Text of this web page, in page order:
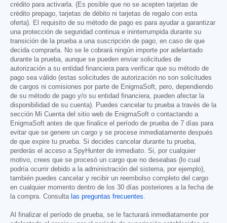
crédito para activarla. (Es posible que no se acepten tarjetas de
crédito prepago, tarjetas de débito ni tarjetas de regalo con esta
oferta). El requisito de su método de pago es para ayudar a garantizar
una protección de seguridad continua e ininterrumpida durante su
transición de la prueba a una suscripción de pago, en caso de que
decida comprarla. No se le cobrará ningún importe por adelantado
durante la prueba, aunque se pueden enviar solicitudes de
autorización a su entidad financiera para verificar que su método de
pago sea válido (estas solicitudes de autorización no son solicitudes
de cargos ni comisiones por parte de EnigmaSoft, pero, dependiendo
de su método de pago y/o su entidad financiera, pueden afectar la
disponibilidad de su cuenta). Puedes cancelar tu prueba a través de la
sección Mi Cuenta del sitio web de EnigmaSoft o contactando a
EnigmaSoft antes de que finalice el período de prueba de 7 días para
evitar que se genere un cargo y se procese inmediatamente después
de que expire tu prueba. Si decides cancelar durante tu prueba,
perderás el acceso a SpyHunter de inmediato. Si, por cualquier
motivo, crees que se procesó un cargo que no deseabas (lo cual
podría ocurrir debido a la administración del sistema, por ejemplo),
también puedes cancelar y recibir un reembolso completo del cargo
en cualquier momento dentro de los 30 días posteriores a la fecha de
la compra. Consulta las preguntas frecuentes.
Al finalizar el período de prueba, se le facturará inmediatamente por